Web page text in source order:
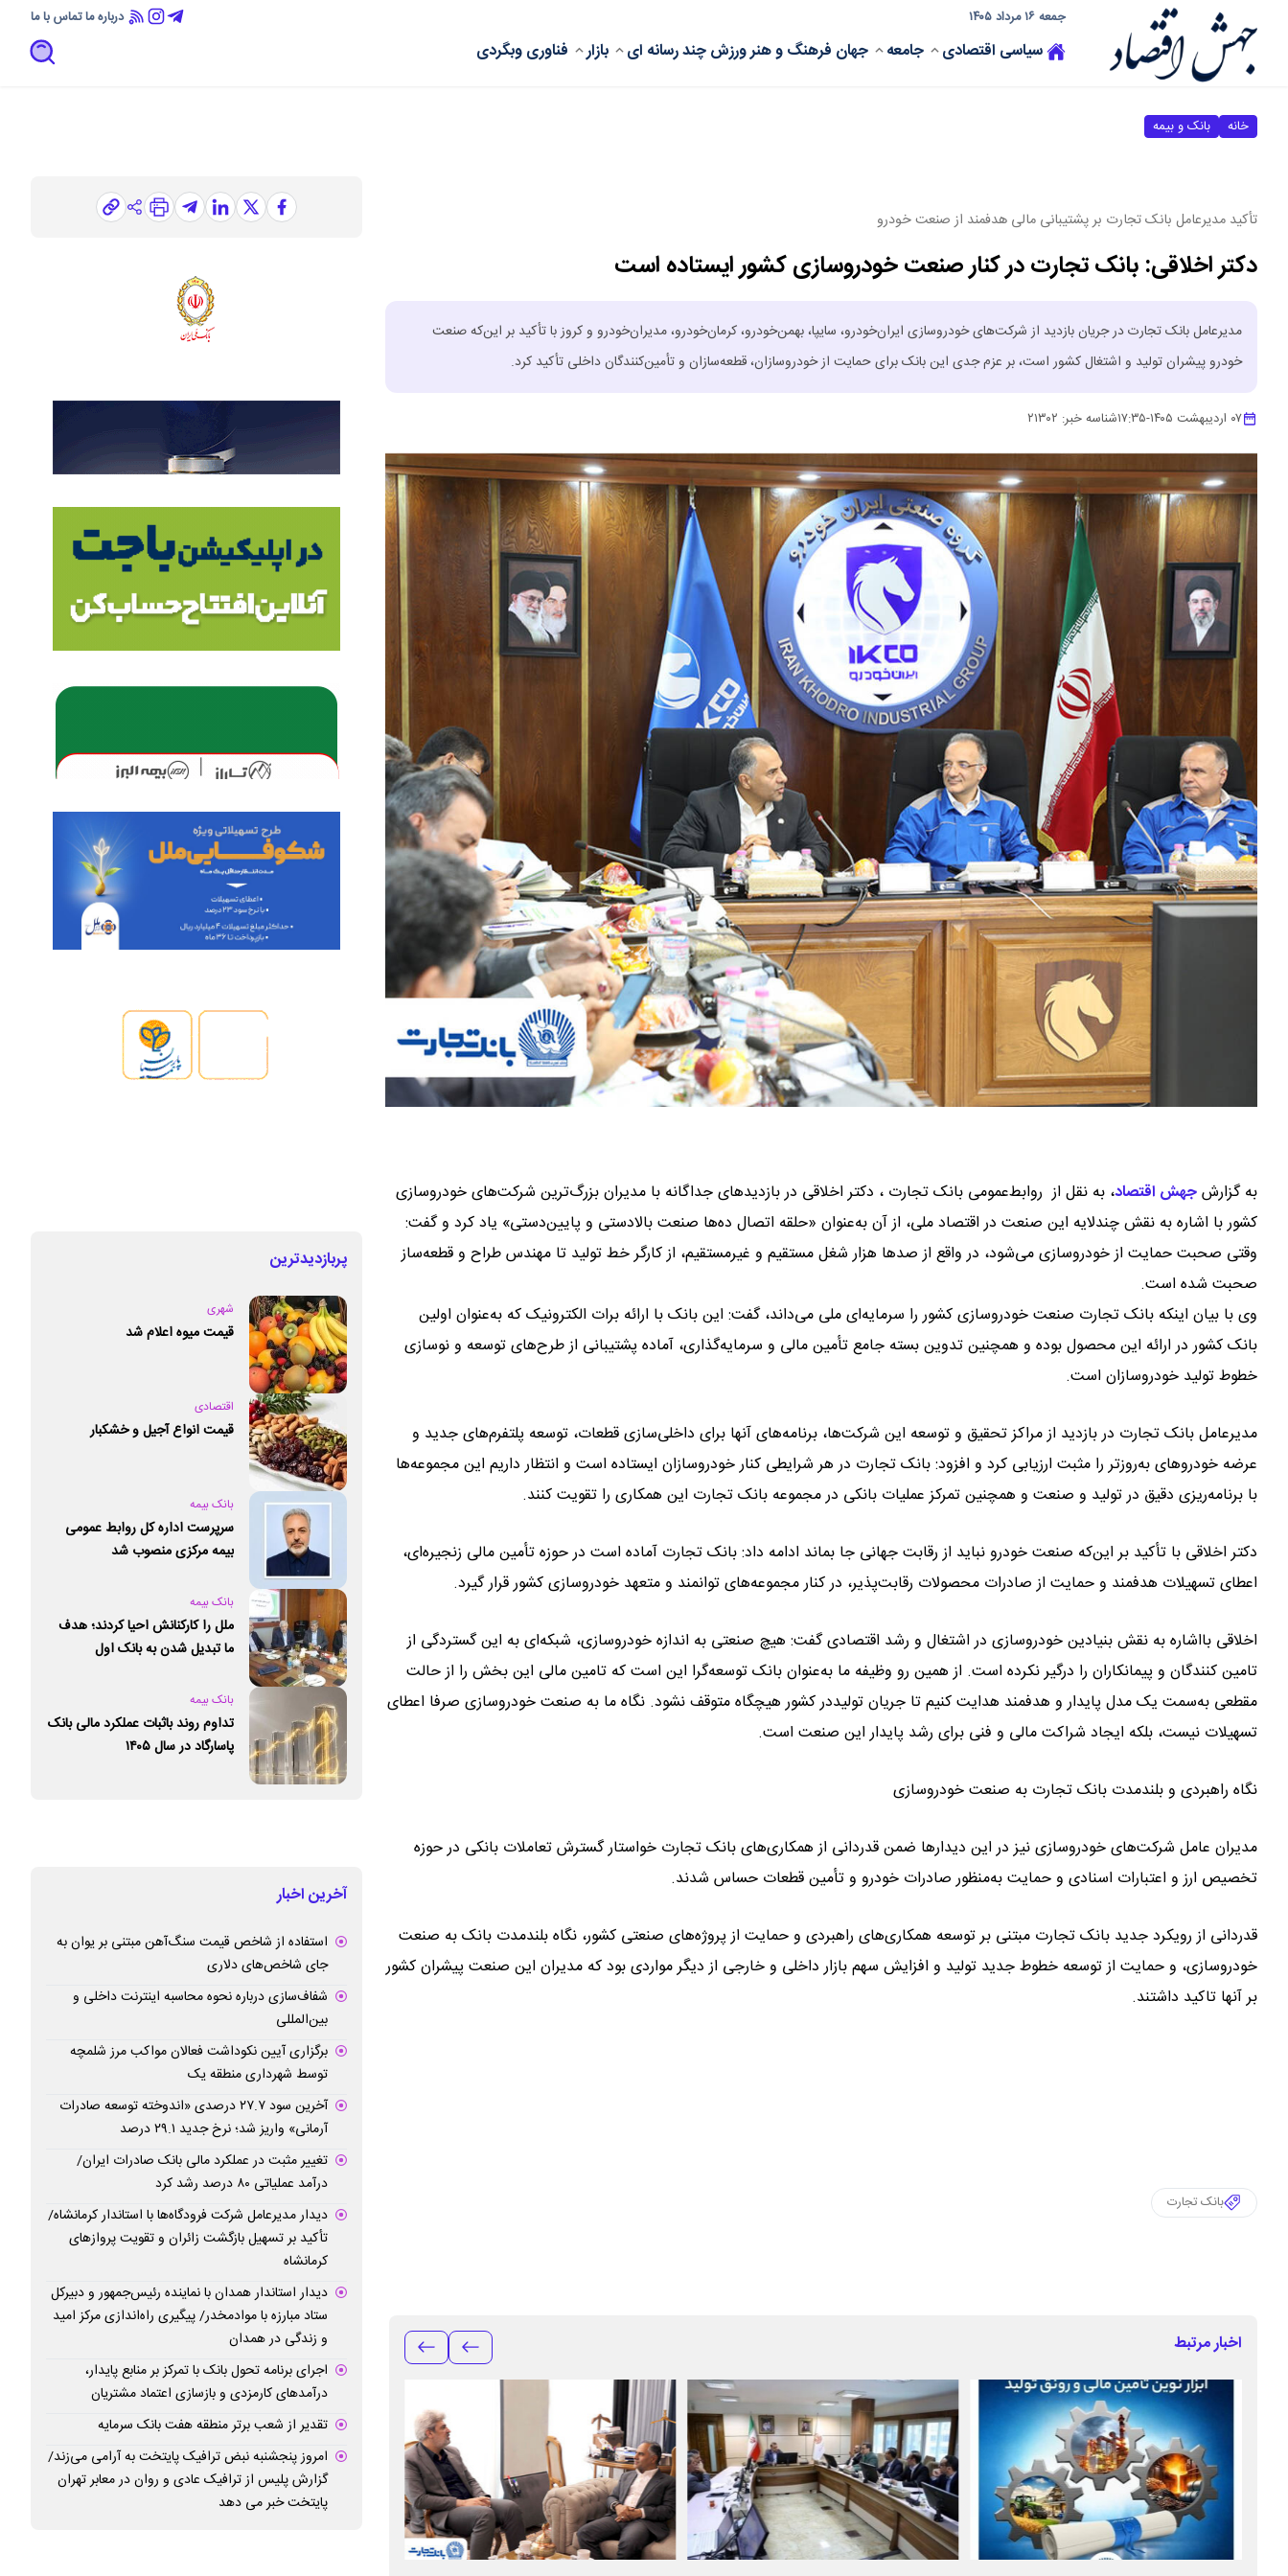
جمعه ۱۶ مرداد ۱۴۰۵ درباره ماتماس با ما
سیاسی اقتصادی جامعه جهان فرهنگ و هنرورزشچند رسانه ای بازار فناوریوبگردی
خانه بانک و بیمه
تأکید مدیرعامل بانک تجارت بر پشتیبانی مالی هدفمند از صنعت خودرو
دکتر اخلاقی: بانک تجارت در کنار صنعت خودروسازی کشور ایستاده است
مدیرعامل بانک تجارت در جریان بازدید از شرکت‌های خودروسازی ایران‌خودرو، سایپا، بهمن‌خودرو، کرمان‌خودرو، مدیران‌خودرو و کروز با تأکید بر این‌که صنعت
خودرو پیشران تولید و اشتغال کشور است، بر عزم جدی این بانک برای حمایت از خودروسازان، قطعه‌سازان و تأمین‌کنندگان داخلی تأکید کرد.
۰۷ اردیبهشت ۱۴۰۵ -۱۷:۳۵شناسه خبر: ۲۱۳۰۲
به گزارشجهش اقتصاد، به نقل از روابط‌عمومی بانک تجارت ، دکتر اخلاقی در بازدیدهای جداگانه با مدیران بزرگ‌ترین شرکت‌های خودروسازی
کشور با اشاره به نقش چندلایه این صنعت در اقتصاد ملی، از آن به‌عنوان «حلقه اتصال ده‌ها صنعت بالادستی و پایین‌دستی» یاد کرد و گفت:
وقتی صحبت حمایت از خودروسازی می‌شود، در واقع از صدها هزار شغل مستقیم و غیرمستقیم، از کارگر خط تولید تا مهندس طراح و قطعه‌ساز
صحبت شده است.
وی با بیان اینکه بانک تجارت صنعت خودروسازی کشور را سرمایه‌ای ملی می‌داند، گفت: این بانک با ارائه برات الکترونیک که به‌عنوان اولین
بانک کشور در ارائه این محصول بوده و همچنین تدوین بسته جامع تأمین مالی و سرمایه‌گذاری، آماده پشتیبانی از طرح‌های توسعه و نوسازی
خطوط تولید خودروسازان است.
مدیرعامل بانک تجارت در بازدید از مراکز تحقیق و توسعه این شرکت‌ها، برنامه‌های آنها برای داخلی‌سازی قطعات، توسعه پلتفرم‌های جدید و
عرضه خودروهای به‌روزتر را مثبت ارزیابی کرد و افزود: بانک تجارت در هر شرایطی کنار خودروسازان ایستاده است و انتظار داریم این مجموعه‌ها
با برنامه‌ریزی دقیق در تولید و صنعت و همچنین تمرکز عملیات بانکی در مجموعه بانک تجارت این همکاری را تقویت کنند.
دکتر اخلاقی با تأکید بر این‌که صنعت خودرو نباید از رقابت جهانی جا بماند ادامه داد: بانک تجارت آماده است در حوزه تأمین مالی زنجیره‌ای،
اعطای تسهیلات هدفمند و حمایت از صادرات محصولات رقابت‌پذیر، در کنار مجموعه‌های توانمند و متعهد خودروسازی کشور قرار گیرد.
اخلاقی بااشاره به نقش بنیادین خودروسازی در اشتغال و رشد اقتصادی گفت: هیچ صنعتی به اندازه خودروسازی، شبکه‌ای به این گستردگی از
تامین کنندگان و پیمانکاران را درگیر نکرده است. از همین رو وظیفه ما به‌عنوان بانک توسعه‌گرا این است که تامین مالی این بخش را از حالت
مقطعی به‌سمت یک مدل پایدار و هدفمند هدایت کنیم تا جریان تولیددر کشور هیچگاه متوقف نشود. نگاه ما به صنعت خودروسازی صرفا اعطای
تسهیلات نیست، بلکه ایجاد شراکت مالی و فنی برای رشد پایدار این صنعت است.
نگاه راهبردی و بلندمدت بانک تجارت به صنعت خودروسازی
مدیران عامل شرکت‌های خودروسازی نیز در این دیدارها ضمن قدردانی از همکاری‌های بانک تجارت خواستار گسترش تعاملات بانکی در حوزه
تخصیص ارز و اعتبارات اسنادی و حمایت به‌منظور صادرات خودرو و تأمین قطعات حساس شدند.
قدردانی از رویکرد جدید بانک تجارت مبتنی بر توسعه همکاری‌های راهبردی و حمایت از پروژه‌های صنعتی کشور، نگاه بلندمدت بانک به صنعت
خودروسازی، و حمایت از توسعه خطوط جدید تولید و افزایش سهم بازار داخلی و خارجی از دیگر مواردی بود که مدیران این صنعت پیشران کشور
بر آنها تاکید داشتند.
بانک تجارت
اخبار مرتبط
پربازدیدترین
شهری
قیمت میوه اعلام شد
اقتصادی
قیمت انواع آجیل و خشکبار
بانک بیمه
سرپرست اداره کل روابط عمومی
بیمه مرکزی منصوب شد
بانک بیمه
ملل را کارکنانش احیا کردند؛ هدف
ما تبدیل شدن به بانک اول
بانک بیمه
تداوم روند باثبات عملکرد مالی بانک
پاسارگاد در سال ۱۴۰۵
آخرین اخبار
استفاده از شاخص قیمت سنگ‌آهن مبتنی بر یوان به
جای شاخص‌های دلاری
شفاف‌سازی درباره نحوه محاسبه اینترنت داخلی و
بین‌المللی
برگزاری آیین نکوداشت فعالان مواکب مرز شلمچه
توسط شهرداری منطقه یک
آخرین سود ۲۷.۷ درصدی «اندوخته توسعه صادرات
آرمانی» واریز شد؛ نرخ جدید ۲۹.۱ درصد
تغییر مثبت در عملکرد مالی بانک صادرات ایران/
درآمد عملیاتی ۸۰ درصد رشد کرد
دیدار مدیرعامل شرکت فرودگاه‌ها با استاندار کرمانشاه/
تأکید بر تسهیل بازگشت زائران و تقویت پروازهای
کرمانشاه
دیدار استاندار همدان با نماینده رئیس‌جمهور و دبیرکل
ستاد مبارزه با موادمخدر/ پیگیری راه‌اندازی مرکز امید
و زندگی در همدان
اجرای برنامه تحول بانک با تمرکز بر منابع پایدار،
درآمدهای کارمزدی و بازسازی اعتماد مشتریان
تقدیر از شعب برتر منطقه هفت بانک سرمایه
امروز پنجشنبه نبض ترافیک پایتخت به آرامی می‌زند/
گزارش پلیس از ترافیک عادی و روان در معابر تهران
پایتخت خبر می دهد